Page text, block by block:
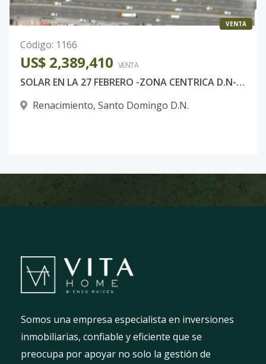
VENTA
Código: 1166
US$ 2,389,410 VENTA
SOLAR EN LA 27 FEBRERO -ZONA CENTRICA D.N- 1719 MTS-
Renacimiento, Santo Domingo D.N.
Somos una empresa especialista en inversiones
inmobiliarias, confiable y eficiente que se
preocupa por apoyar no solo la gestión de